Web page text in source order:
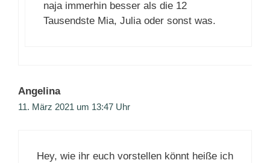
naja immerhin besser als die 12
Tausendste Mia, Julia oder sonst was.
Angelina
11. März 2021 um 13:47 Uhr
Hey, wie ihr euch vorstellen könnt heiße ich